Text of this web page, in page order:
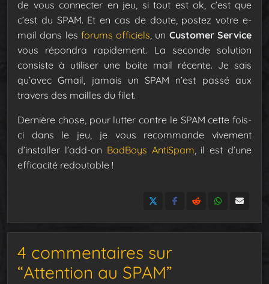
de vous connecter en jeu, si tout est ok, c’est que
c’est du SPAM. Et en cas de doute, postez votre e-
mail dans les forums officiels, un Customer Service
vous répondra rapidement. La seconde solution
consiste à utiliser une boite mail récente. Je sais
qu’avec Gmail, jamais un SPAM n’est passé aux
travers des mailles du filet.
Dernière chose, pour lutter contre le SPAM cette fois-
ci dans le jeu, je vous recommande vivement
d’installer l’add-on BadBoys AntiSpam, il est d’une
efficacité redoutable !
4 commentaires sur
“Attention au SPAM”